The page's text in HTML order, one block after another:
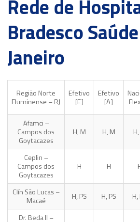
Rede de
Bradesco
Janeiro
Região Norte
Fluminense – RJ
Efetivo
[E]
Efetivo
[A]
Afamci –
Campos dos
Goytacazes
H, M H, M
Ceplin –
Campos dos
Goytacazes
H H
Clín São Lucas –
Macaé
H, PS H, PS H,
Dr. Beda II –